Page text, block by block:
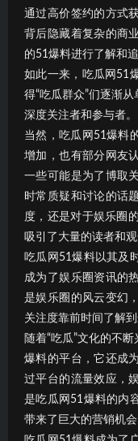
通过高价签约的方式
背后隐藏着复杂的商
的51爆料进行了解和追
如此一来，吃瓜网51
得“吃瓜群众”们逐渐
深度关注者和参与者。
当然，吃瓜网51爆料
增加，也有部分网友
一些可能是为了博取
时常质疑和讨论的话
度，还是对于娱乐圈
吸引了大量的读者和观
吃瓜网51爆料以其及
成为了娱乐圈资讯的
是娱乐圈的风云变幻
关注度靠前时间了解
随着“吃瓜”文化的不
爆料的平台，它还成
过平台的流量效应，
是吃瓜网51爆料的内
带来了巨大的营销机会